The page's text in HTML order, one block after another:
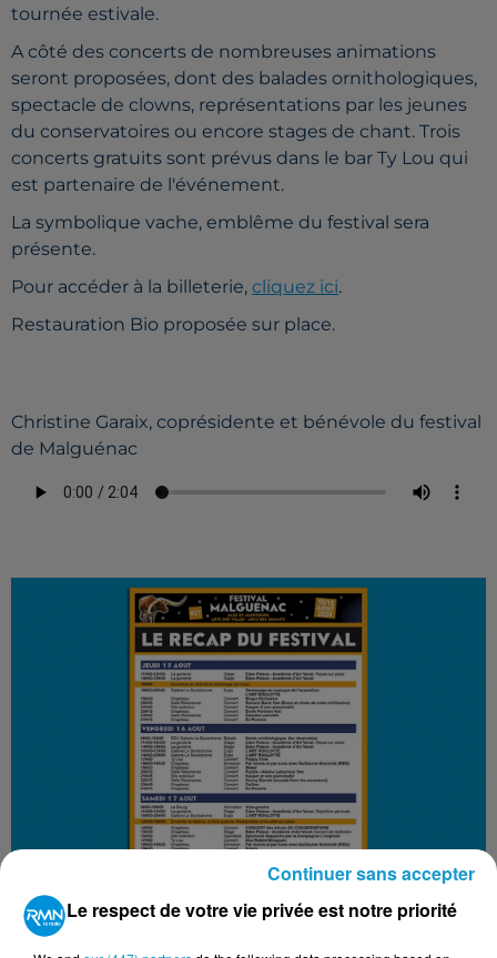
tournée estivale.
A côté des concerts de nombreuses animations
seront proposées, dont des balades ornithologiques,
spectacle de clowns, représentations par les jeunes
du conservatoires ou encore stages de chant. Trois
concerts gratuits sont prévus dans le bar Ty Lou qui
est partenaire de l'événement.
La symbolique vache, emblême du festival sera
présente.
Pour accéder à la billeterie, cliquez ici.
Restauration Bio proposée sur place.
Christine Garaix, coprésidente et bénévole du festival
de Malguénac
Le respect de votre vie privée est notre priorité
Continuer sans accepter